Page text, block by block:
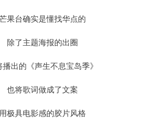
果台确实是懂找华点的
除了主题海报的出圈
播出的《声生不息宝岛季》
也将歌词做成了文案
用极具电影感的胶片风格